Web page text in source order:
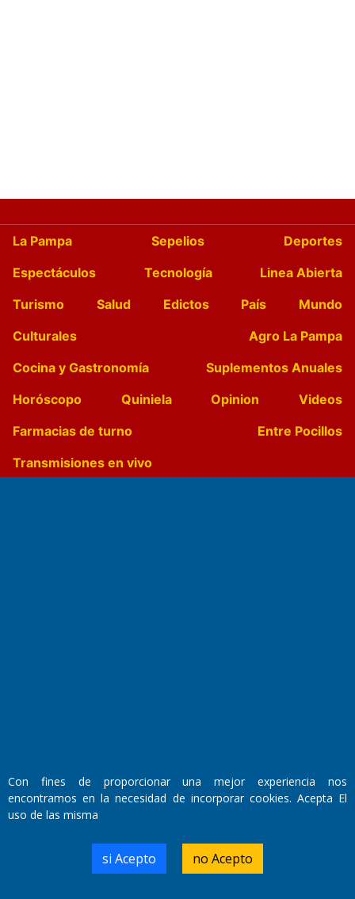
La Pampa Sepelios
Deportes
Espectáculos
Tecnología
Linea Abierta
Turismo
Salud Edictos País
Mundo
Culturales
Agro La Pampa
Cocina y Gastronomía
Suplementos Anuales
Horóscopo
Quiniela Opinion
Videos
Farmacias de turno
Entre Pocillos
Transmisiones en vivo
Propietario: El Diario SRL
Director Periodístico:
Walter René Goñi
Domicilio Legal: José Ingenieros 855,
Santa Rosa, La Pampa.
Con fines de proporcionar una mejor experiencia nos
encontramos en la necesidad de incorporar cookies. Acepta El
uso de las misma
si Acepto no Acepto